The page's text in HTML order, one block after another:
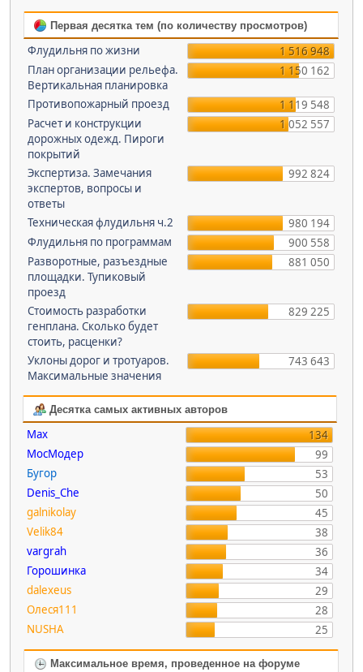
Первая десятка тем (по количеству просмотров)
Флудильня по жизни
1 516 948
План организации рельефа.
Вертикальная планировка
1 150 162
Противопожарный проезд
1 119 548
Расчет и конструкции
дорожных одежд. Пироги
покрытий
1 052 557
Экспертиза. Замечания
экспертов, вопросы и
ответы
992 824
Техническая флудильня ч.2
980 194
Флудильня по программам
900 558
Разворотные, разъездные
площадки. Тупиковый
проезд
881 050
Стоимость разработки
генплана. Сколько будет
стоить, расценки?
829 225
Уклоны дорог и тротуаров.
Максимальные значения
743 643
Десятка самых активных авторов
Max
134
МосМодер
99
Бугор
53
Denis_Che
50
galnikolay
45
Velik84
38
vargrah
36
Горошинка
34
dalexeus
29
Олеся111
28
NUSHA
25
Максимальное время, проведенное на форуме